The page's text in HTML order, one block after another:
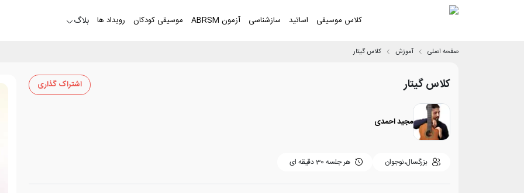
کلاس موسیقی اساتید سازشناسی آزمون ABRSM موسیقی کودکان رویداد ها بلاگ
صفحه اصلی آموزش کلاس گیتار
کلاس گیتار اشتراک گذاری
مجید احمدی
بزرگسال،نوجوان هر جلسه 30 دقیقه ای